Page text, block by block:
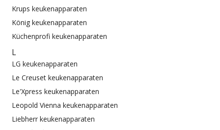
Krups keukenapparaten
König keukenapparaten
Küchenprofi keukenapparaten
L
LG keukenapparaten
Le Creuset keukenapparaten
Le'Xpress keukenapparaten
Leopold Vienna keukenapparaten
Liebherr keukenapparaten